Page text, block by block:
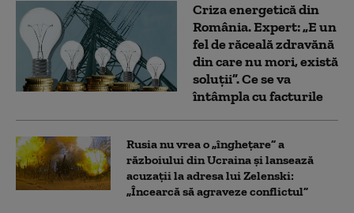
Criza energetică din
România. Expert: „E un
fel de răceală zdravănă
din care nu mori, există
soluții”. Ce se va
întâmpla cu facturile
Rusia nu vrea o „înghețare” a
războiului din Ucraina și lansează
acuzații la adresa lui Zelenski:
„Încearcă să agraveze conflictul”